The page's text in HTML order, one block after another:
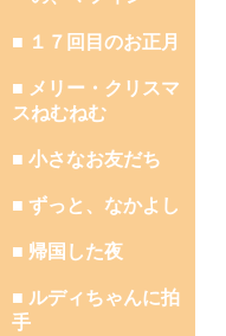
■ １７回目のお正月
■ メリー・クリスマ
スねむねむ
■ 小さなお友だち
■ ずっと、なかよし
■ 帰国した夜
■ ルディちゃんに拍
手